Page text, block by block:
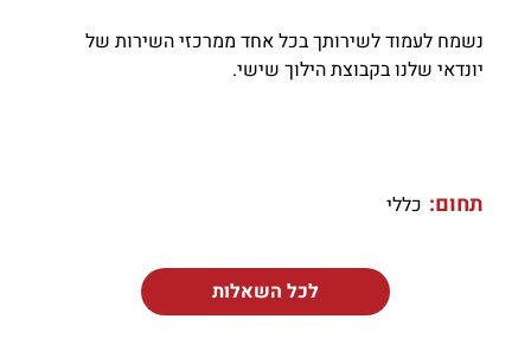
נשמח לעמוד לשירותך בכל אחד ממרכזי השירות של
יונדאי שלנו בקבוצת הילוך שישי.
תחום: כללי
לכל השאלות